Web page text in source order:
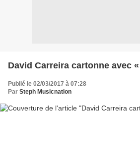
David Carreira cartonne avec
Publié le 02/03/2017 à 07:28
Par Steph Musicnation